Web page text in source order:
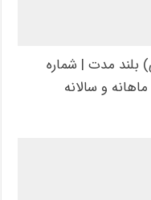
بلند مدت | شماره
و سالانه